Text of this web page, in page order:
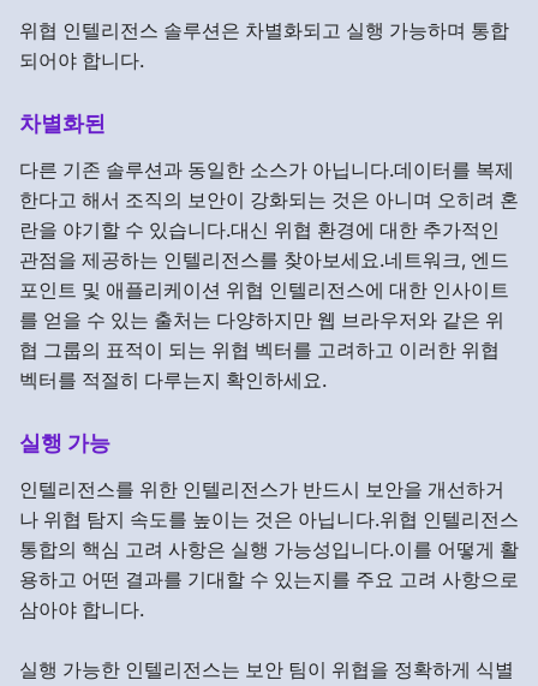
위협 인텔리전스 솔루션은 차별화되고 실행 가능하며 통합
되어야 합니다.
차별화된
다른 기존 솔루션과 동일한 소스가 아닙니다.데이터를 복제
한다고 해서 조직의 보안이 강화되는 것은 아니며 오히려 혼
란을 야기할 수 있습니다.대신 위협 환경에 대한 추가적인
관점을 제공하는 인텔리전스를 찾아보세요.네트워크, 엔드
포인트 및 애플리케이션 위협 인텔리전스에 대한 인사이트
를 얻을 수 있는 출처는 다양하지만 웹 브라우저와 같은 위
협 그룹의 표적이 되는 위협 벡터를 고려하고 이러한 위협
벡터를 적절히 다루는지 확인하세요.
실행 가능
인텔리전스를 위한 인텔리전스가 반드시 보안을 개선하거
나 위협 탐지 속도를 높이는 것은 아닙니다.위협 인텔리전스
통합의 핵심 고려 사항은 실행 가능성입니다.이를 어떻게 활
용하고 어떤 결과를 기대할 수 있는지를 주요 고려 사항으로
삼아야 합니다.
실행 가능한 인텔리전스는 보안 팀이 위협을 정확하게 식별